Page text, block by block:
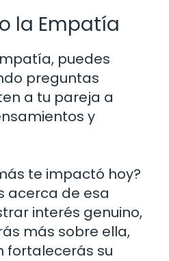
la Empatía
puedes
preguntas
a tu pareja a
y
te impactó hoy?
acerca de esa
interés genuino,
más sobre ella,
fortalecerás su